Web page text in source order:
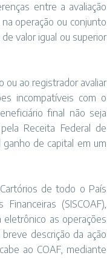
entre a avaliação
operação ou conjunto
valor igual ou superior
ou ao registrador avaliar
incompatíveis com o
final não seja
Receita Federal de
de capital em um
de todo o País
(SISCOAF),
as operações
descrição da ação
ao COAF, mediante